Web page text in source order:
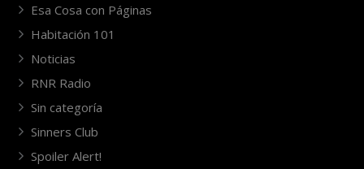
Esa Cosa con Páginas
Habitación 101
Noticias
RNR Radio
Sin categoría
Sinners Club
Spoiler Alert!